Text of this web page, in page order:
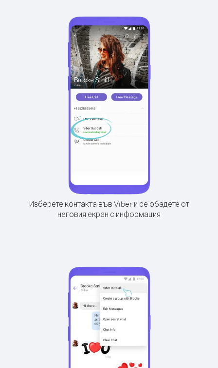
Изберете контакта във Viber и се обадете от
неговия екран с информация